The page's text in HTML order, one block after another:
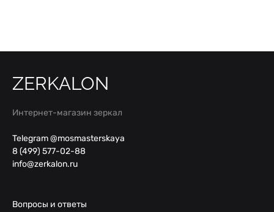
ZERKALON
Интернет-магазин зеркал
Telegram @mosmasterskaya
8 (499) 577-02-88
info@zerkalon.ru
Вопросы и ответы